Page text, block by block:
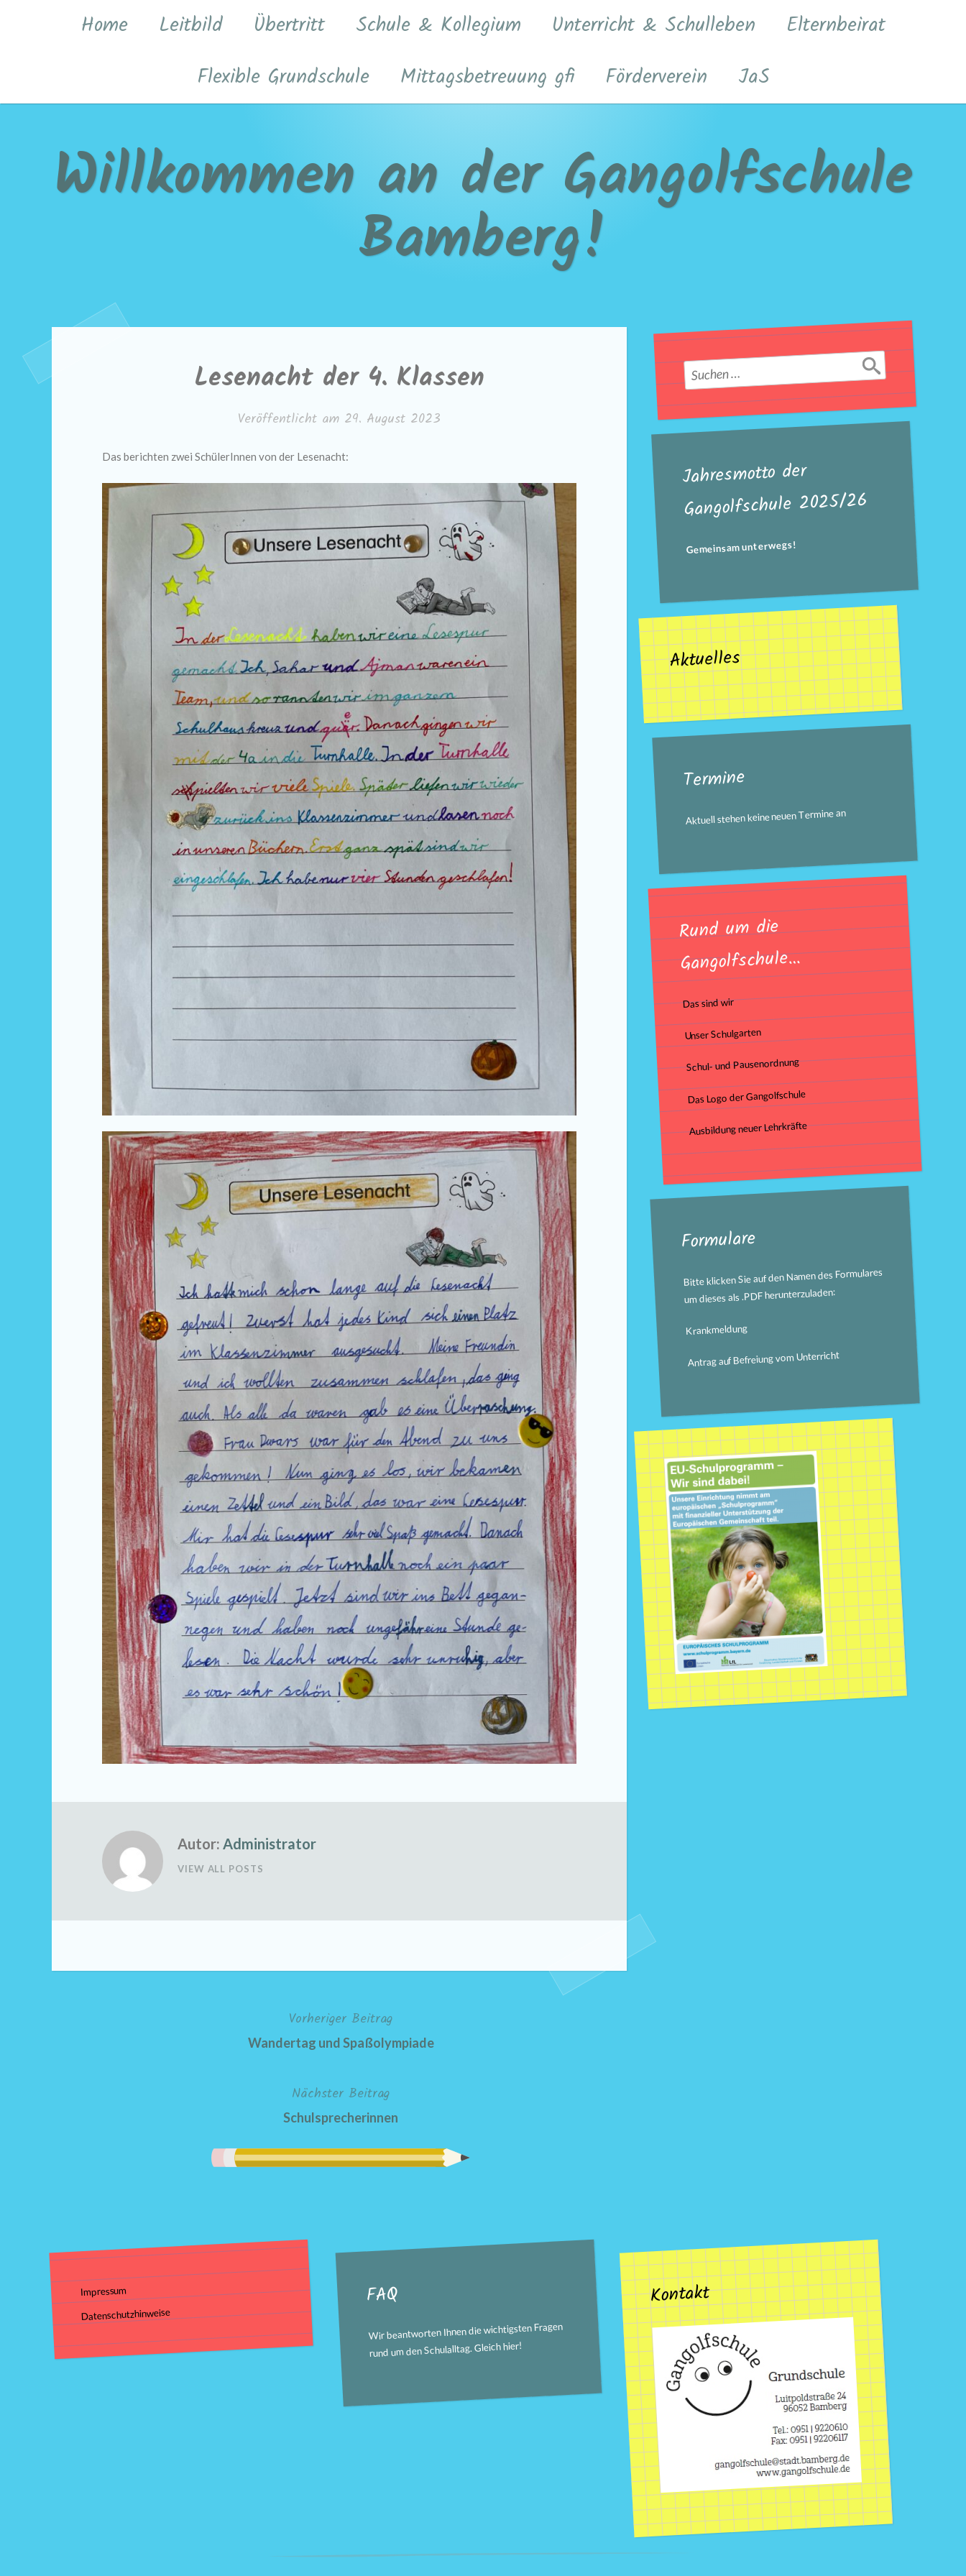
Home Leitbild Übertritt Schule & Kollegium Unterricht & Schulleben
Elternbeirat
Flexible Grundschule
Mittagsbetreuung gfi Förderverein JaS
Willkommen an der Gangolfschule
Bamberg!
Lesenacht der 4. Klassen
Veröffentlicht am 29. August 2023
Das berichten zwei SchülerInnen von der Lesenacht:
Autor: Administrator
VIEW ALL POSTS
Vorheriger Beitrag
Wandertag und Spaßolympiade
Nächster Beitrag
Schulsprecherinnen
Suchen
nach:
Jahresmotto der
Gangolfschule 2025/26
Gemeinsam unterwegs!
Aktuelles
Termine
Aktuell stehen keine neuen Termine an
Rund um die
Gangolfschule…
Das sind wir
Unser Schulgarten
Schul- und Pausenordnung
Das Logo der Gangolfschule
Ausbildung neuer Lehrkräfte
Formulare
Bitte klicken Sie auf den Namen des Formulares
um dieses als .PDF herunterzuladen:
Krankmeldung
Antrag auf Befreiung vom Unterricht
Impressum
Datenschutzhinweise
FAQ
Wir beantworten Ihnen die wichtigsten Fragen
rund um den Schulalltag. Gleichhier!
Kontakt